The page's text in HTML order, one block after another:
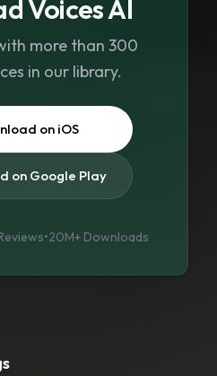
Voices AI
more than 300
in our library.
on iOS
on Google Play
•20M+ Downloads